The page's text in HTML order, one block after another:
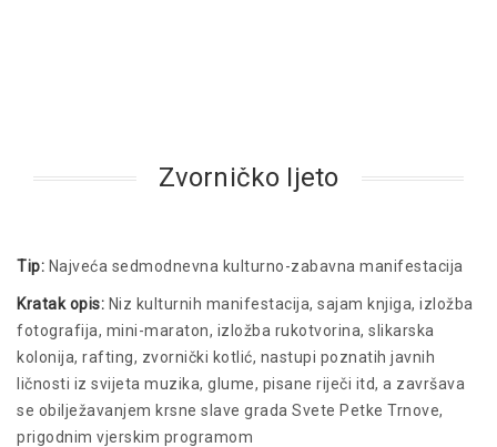
Zvorničko ljeto
Tip: Najveća sedmodnevna kulturno-zabavna manifestacija
Kratak opis: Niz kulturnih manifestacija, sajam knjiga, izložba
fotografija, mini-maraton, izložba rukotvorina, slikarska
kolonija, rafting, zvornički kotlić, nastupi poznatih javnih
ličnosti iz svijeta muzika, glume, pisane riječi itd, a završava
se obilježavanjem krsne slave grada Svete Petke Trnove,
prigodnim vjerskim programom